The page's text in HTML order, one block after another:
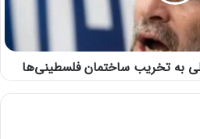
به تخریب ساختمان‌ فلسطینی‌ها